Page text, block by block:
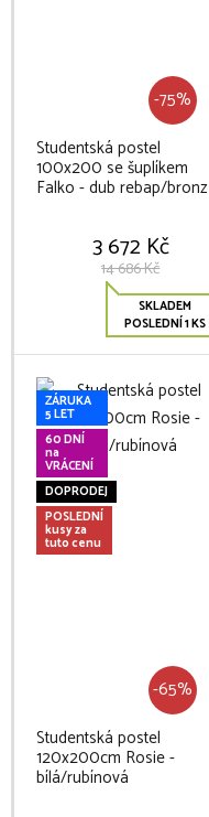
-75%
Studentská postel
100x200 se šuplíkem
Falko - dub rebap/bronz
3 672 Kč
14 686 Kč
SKLADEM
POSLEDNÍ 1 KS
ZÁRUKA
5 LET
60 DNÍ
na
VRÁCENÍ
DOPRODEJ
POSLEDNÍ
kusy za
tuto cenu
-65%
Studentská postel
120x200cm Rosie -
bílá/rubínová